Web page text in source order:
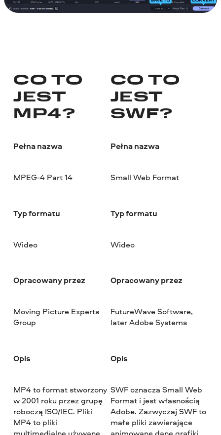
CO TO
JEST
MP4?
Pełna nazwa
MPEG-4 Part 14
Typ formatu
Wideo
Opracowany przez
Moving Picture Experts
Group
Opis
MP4 to format stworzony
w 2001 roku przez grupę
roboczą ISO/IEC. Pliki
MP4 to pliki
CO TO
JEST
SWF?
Pełna nazwa
Small Web Format
Typ formatu
Wideo
Opracowany przez
FutureWave Software,
later Adobe Systems
Opis
SWF oznacza Small Web
Format i jest własnością
Adobe. Zazwyczaj SWF to
małe pliki zawierające